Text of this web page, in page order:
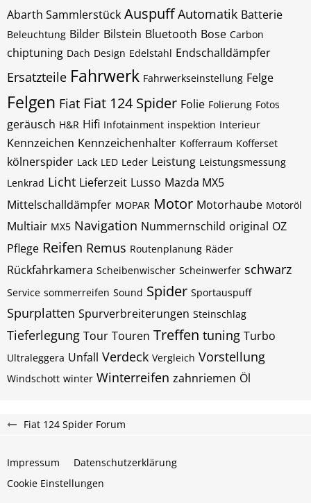
Abarth Sammlerstück Auspuff Automatik Batterie
Beleuchtung Bilder Bilstein Bluetooth Bose Carbon
chiptuning Dach Design Edelstahl Endschalldämpfer
Ersatzteile Fahrwerk Fahrwerkseinstellung Felge
Felgen Fiat Fiat 124 Spider Folie Folierung Fotos
geräusch H&R Hifi Infotainment inspektion Interieur
Kennzeichen Kennzeichenhalter Kofferraum Kofferset
kölnerspider Lack LED Leder Leistung Leistungsmessung
Lenkrad Licht Lieferzeit Lusso Mazda MX5
Mittelschalldämpfer MOPAR Motor Motorhaube Motoröl
Multiair MX5 Navigation Nummernschild original OZ
Pflege Reifen Remus Routenplanung Räder
Rückfahrkamera Scheibenwischer Scheinwerfer schwarz
Service sommerreifen Sound Spider Sportauspuff
Spurplatten Spurverbreiterungen Steinschlag
Tieferlegung Tour Touren Treffen tuning Turbo
Ultraleggera Unfall Verdeck Vergleich Vorstellung
Windschott winter Winterreifen zahnriemen Öl
Fiat 124 Spider Forum
Impressum
Datenschutzerklärung
Cookie Einstellungen